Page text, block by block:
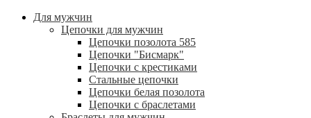
Для мужчин
Цепочки для мужчин
Цепочки позолота 585
Цепочки "Бисмарк"
Цепочки с крестиками
Стальные цепочки
Цепочки белая позолота
Цепочки с браслетами